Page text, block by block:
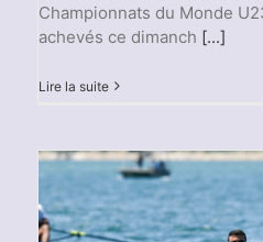
Championnats du Monde
achevés ce dimanch [...]
Lire la suite